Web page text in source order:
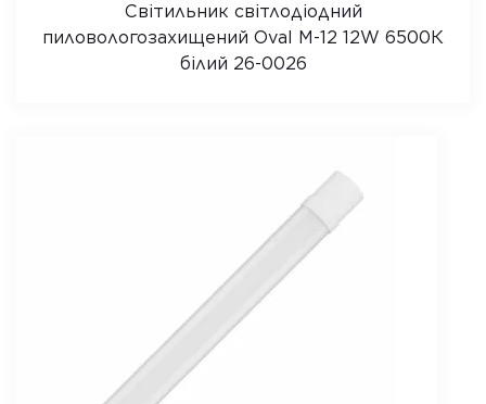
Світильник світлодіодний
пиловологозахищений Oval M-12 12W 6500К
білий 26-0026